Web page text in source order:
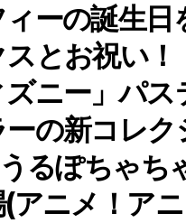
ーの誕生日
とお祝い！
ズニー」パス
の新コレク
るぽちゃち
(アニメ！アニ